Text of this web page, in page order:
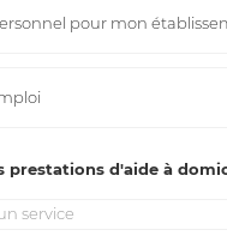
pour mon
prestations d'aide à
service